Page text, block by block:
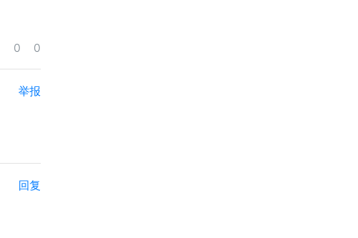
0 0
举报
回复